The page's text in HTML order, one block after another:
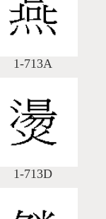
1-713A
1-713D